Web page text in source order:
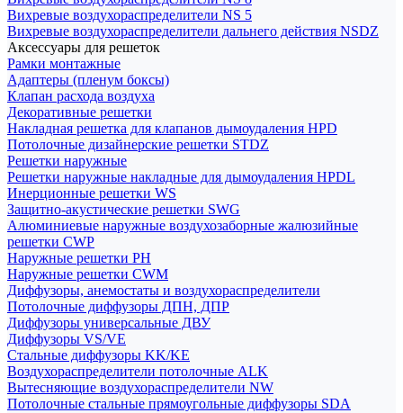
Вихревые воздухораспределители NS 5
Вихревые воздухораспределители дальнего действия NSDZ
Аксессуары для решеток
Рамки монтажные
Адаптеры (пленум боксы)
Клапан расхода воздуха
Декоративные решетки
Накладная решетка для клапанов дымоудаления HPD
Потолочные дизайнерские решетки STDZ
Решетки наружные
Решетки наружные накладные для дымоудаления HPDL
Инерционные решетки WS
Защитно-акустические решетки SWG
Алюминиевые наружные воздухозаборные жалюзийные
решетки CWP
Наружные решетки РН
Наружные решетки CWM
Диффузоры, анемостаты и воздухораспределители
Потолочные диффузоры ДПН, ДПР
Диффузоры универсальные ДВУ
Диффузоры VS/VE
Стальные диффузоры KK/KE
Воздухораспределители потолочные ALK
Вытесняющие воздухораспределители NW
Потолочные стальные прямоугольные диффузоры SDA